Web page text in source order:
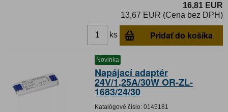
16,81 EUR
13,67 EUR (Cena bez DPH)
ks Pridať do košíka
Novinka
Napájací adaptér
24V/1,25A/30W OR-ZL-
1683/24/30
Katalógové číslo: 0145181